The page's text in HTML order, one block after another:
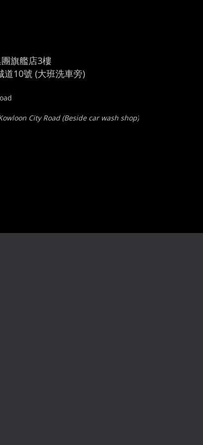
旗艦店3樓
道10號 (大班洗車旁)
City Road (Beside car wash shop)